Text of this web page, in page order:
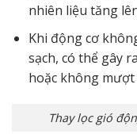
nhiên liệu tăng
Khi động cơ
sạch, có thể gây
hoặc không
Thay lọc gió